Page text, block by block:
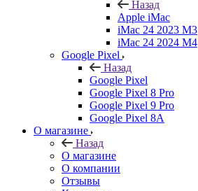
Назад
Apple iMac
iMac 24 2023 M3
iMac 24 2024 M4
Google Pixel
Назад
Google Pixel
Google Pixel 8 Pro
Google Pixel 9 Pro
Google Pixel 8A
О магазине
Назад
О магазине
О компании
Отзывы